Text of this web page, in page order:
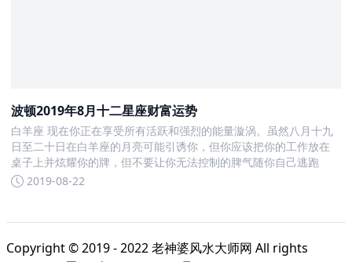
波顿2019年8月十二星座财富运势
白羊座 现在你正在享受所有活跃和强烈的能量漩涡。虽然八月十九
日至二十日在白羊座的月亮可能引诱你，但你应该把你的工作放在
桌子上并炫耀你的牌，但不要让你无法控制的脾气随你自己逃跑
2019-08-22
Copyright © 2019 - 2022老神婆风水大师网 All rights